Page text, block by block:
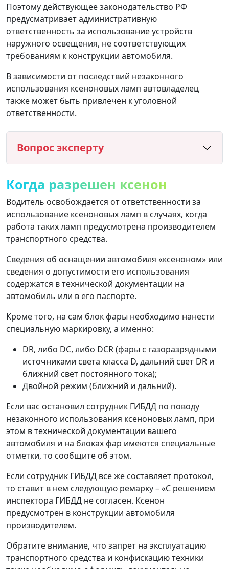
Поэтому действующее законодательство РФ
предусматривает административную
ответственность за использование устройств
наружного освещения, не соответствующих
требованиям к конструкции автомобиля.
В зависимости от последствий незаконного
использования ксеноновых ламп автовладелец
также может быть привлечен к уголовной
ответственности.
Вопрос эксперту
Когда разрешен ксенон
Водитель освобождается от ответственности за
использование ксеноновых ламп в случаях, когда
работа таких ламп предусмотрена производителем
транспортного средства.
Сведения об оснащении автомобиля «ксеноном» или
сведения о допустимости его использования
содержатся в технической документации на
автомобиль или в его паспорте.
Кроме того, на сам блок фары необходимо нанести
специальную маркировку, а именно:
DR, либо DC, либо DCR (фары с газоразрядными
источниками света класса D, дальний свет DR и
ближний свет постоянного тока);
Двойной режим (ближний и дальний).
Если вас остановил сотрудник ГИБДД по поводу
незаконного использования ксеноновых ламп, при
этом в технической документации вашего
автомобиля и на блоках фар имеются специальные
отметки, то сообщите об этом.
Если сотрудник ГИБДД все же составляет протокол,
то ставит в нем следующую ремарку – «С решением
инспектора ГИБДД не согласен. Ксенон
предусмотрен в конструкции автомобиля
производителем.
Обратите внимание, что запрет на эксплуатацию
транспортного средства и конфискацию техники